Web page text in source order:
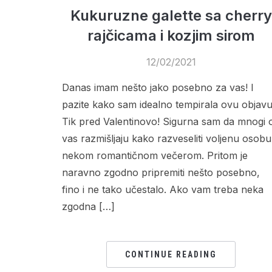
Kukuruzne galette sa cherry
rajčicama i kozjim sirom
12/02/2021
Danas imam nešto jako posebno za vas! I
pazite kako sam idealno tempirala ovu
Tik pred Valentinovo! Sigurna sam da mnogi
vas razmišljaju kako razveseliti voljenu
nekom romantičnom večerom. Pritom je
naravno zgodno pripremiti nešto posebno,
fino i ne tako učestalo. Ako vam treba neka
zgodna […]
CONTINUE READING